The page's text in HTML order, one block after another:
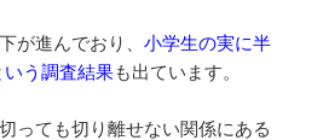
が進んでおり、 小学生の実に半
う調査結果も出ています。
っても切り離せない関係にある